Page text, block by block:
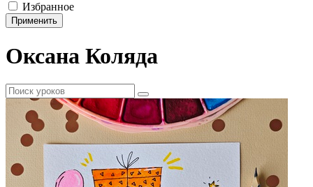
Избранное
Применить
Оксана Коляда